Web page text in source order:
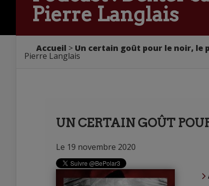
Pierre Langlais
Accueil > Un certain goût pour le noir, le
Pierre Langlais
UN CERTAIN GOÛT
Le 19 novembre 2020